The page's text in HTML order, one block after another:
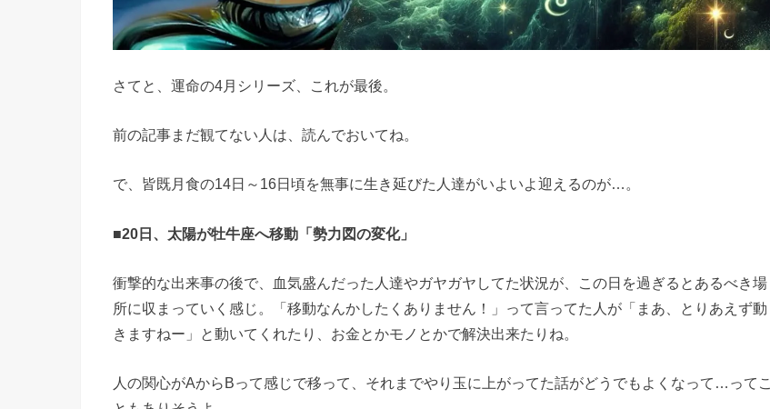
さてと、運命の4月シリーズ、これが最後。
前の記事まだ観てない人は、読んでおいてね。
で、皆既月食の14日～16日頃を無事に生き延びた人達がいよいよ迎えるのが…。
■20日、太陽が牡牛座へ移動「勢力図の変化」
衝撃的な出来事の後で、血気盛んだった人達やガヤガヤしてた状況が、この日を過ぎるとあるべき場
所に収まっていく感じ。「移動なんかしたくありません！」って言ってた人が「まあ、とりあえず動
きますねー」と動いてくれたり、お金とかモノとかで解決出来たりね。
人の関心がAからBって感じで移って、それまでやり玉に上がってた話がどうでもよくなって…ってこ